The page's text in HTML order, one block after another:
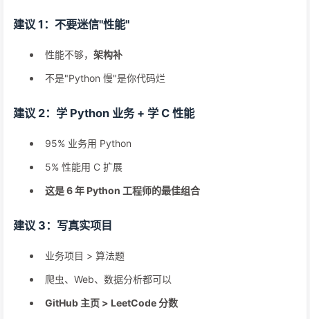
建议 1：不要迷信"性能"
性能不够， 架构补
不是"Python 慢"是你代码烂
建议 2：学 Python 业务 + 学 C 性能
95% 业务用 Python
5% 性能用 C 扩展
这是 6 年 Python 工程师的最佳组合
建议 3：写真实项目
业务项目 > 算法题
爬虫、Web、数据分析都可以
GitHub 主页 > LeetCode 分数